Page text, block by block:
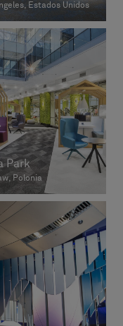
Estados Unidos
Park
Polonia